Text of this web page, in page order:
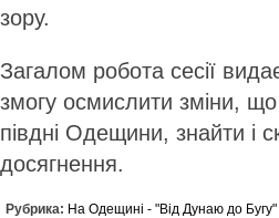
зору.
Загалом робота сесії
змогу осмислити зміни,
півдні Одещини, знайти і
досягнення.
Рубрика: На Одещині - "Від Дунаю до Бугу"